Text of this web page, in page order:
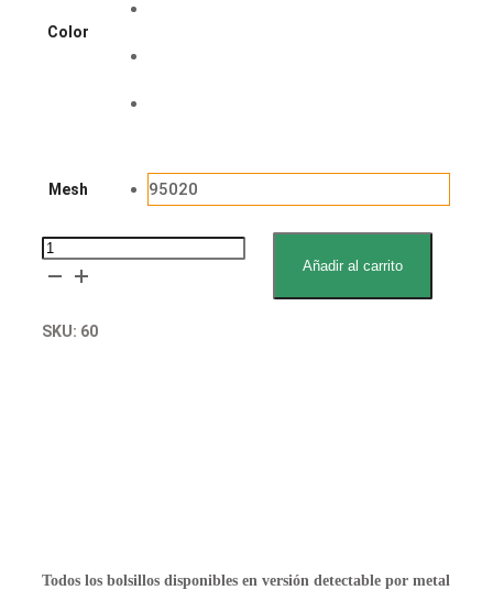
Color
Mesh 95020
Van
Keulen
pocket
Añadir al carrito
SKU: 60
Todos los bolsillos disponibles en versión detectable por metal